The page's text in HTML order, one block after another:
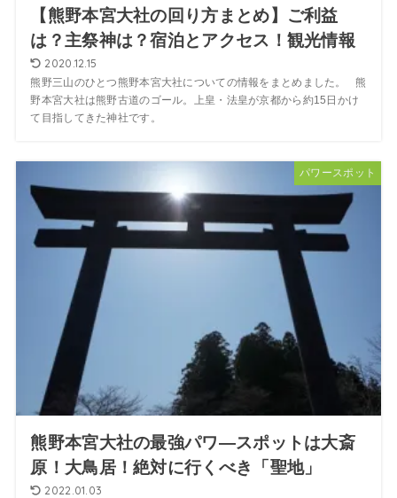
【熊野本宮大社の回り方まとめ】ご利益
は？主祭神は？宿泊とアクセス！観光情報
2020.12.15
熊野三山のひとつ熊野本宮大社についての情報をまとめました。 熊
野本宮大社は熊野古道のゴール。上皇・法皇が京都から約15日かけ
て目指してきた神社です。
パワースポット
熊野本宮大社の最強パワ―スポットは大斎
原！大鳥居！絶対に行くべき「聖地」
2022.01.03